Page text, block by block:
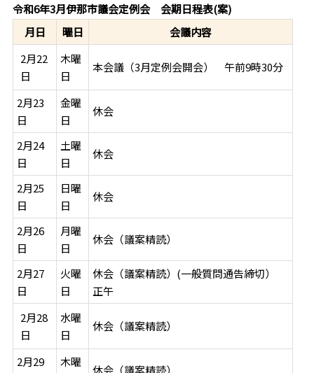
令和6年3月伊那市議会定例会 会期日程表(案)
月日
曜日
会議内容
2月22
日
木曜
日
本会議（3月定例会開会） 午前9時30分
2月23
日
金曜
日
休会
2月24
日
土曜
日
休会
2月25
日
日曜
日
休会
2月26
日
月曜
日
休会（議案精読）
2月27
日
火曜
日
休会（議案精読）(一般質問通告締切）
正午
2月28
日
水曜
日
休会（議案精読）
2月29
木曜
休会（議案精読）